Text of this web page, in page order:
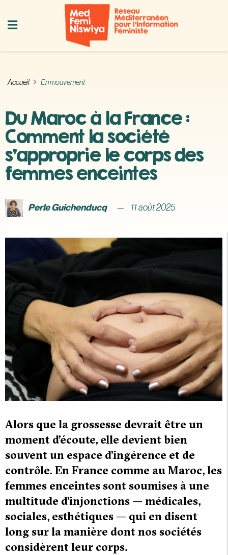
Accueil En mouvement
Du Maroc à la France :
Comment la société
s’approprie le corps des
femmes enceintes
Perle Guichenducq 11 août 2025
Alors que la grossesse devrait être un
moment d’écoute, elle devient bien
souvent un espace d’ingérence et de
contrôle. En France comme au Maroc, les
femmes enceintes sont soumises à une
multitude d’injonctions — médicales,
sociales, esthétiques — qui en disent
long sur la manière dont nos sociétés
considèrent leur corps.